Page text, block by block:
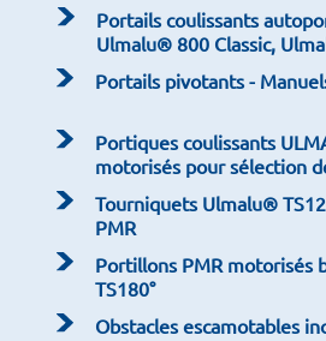
Portails coulissants
Ulmalu® 800 Classic,
Portails pivotants -
Portiques coulissants
motorisés pour sélection
Tourniquets Ulmalu®
PMR
Portillons PMR motorisés
TS180°
Obstacles escamotables